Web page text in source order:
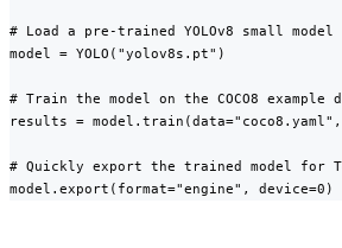
# Load a pre-trained YOLOv8 small model
model = YOLO("yolov8s.pt")
# Train the model on the COCO8 example
results = model.train(data="coco8.yaml",
# Quickly export the trained model for
model.export(format="engine", device=0)